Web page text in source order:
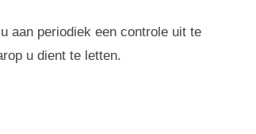
aan periodiek een controle uit te
u dient te letten.